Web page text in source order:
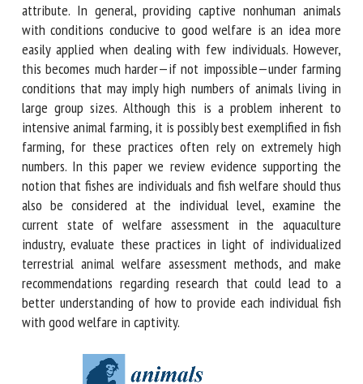
Résumé en anglais (original) : Welfare is an individual
attribute. In general, providing captive nonhuman animals
with conditions conducive to good welfare is an idea more
easily applied when dealing with few individuals. However,
this becomes much harder—if not impossible—under
farming conditions that may imply high numbers of animals
living in large group sizes. Although this is a problem
inherent to intensive animal farming, it is possibly best
exemplified in fish farming, for these practices often rely
on extremely high numbers. In this paper we review
evidence supporting the notion that fishes are individuals
and fish welfare should thus also be considered at the
individual level, examine the current state of welfare
assessment in the aquaculture industry, evaluate these
practices in light of individualized terrestrial animal
welfare assessment methods, and make recommendations
regarding research that could lead to a better
good welfare in captivity.